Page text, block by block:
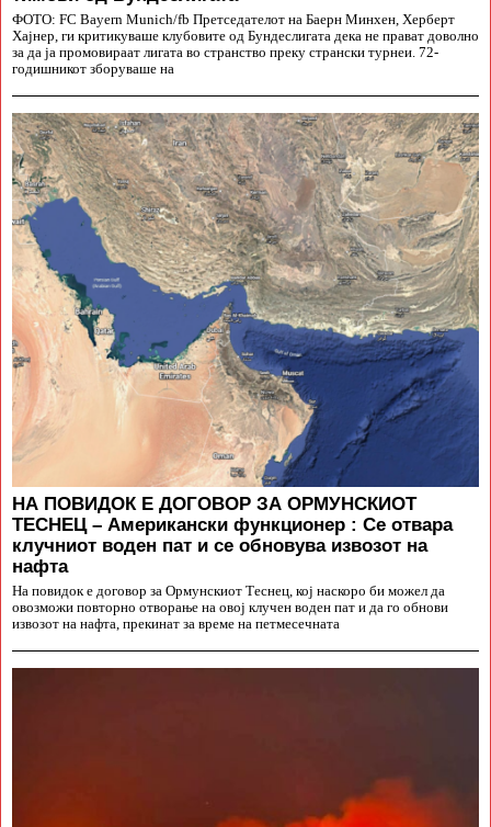
ФОТО: FC Bayern Munich/fb Претседателот на Баерн Минхен, Херберт
Хајнер, ги критикуваше клубовите од Бундеслигата дека не прават доволно
за да ја промовираат лигата во странство преку странски турнеи. 72-
годишникот зборуваше на
НА ПОВИДОК Е ДОГОВОР ЗА ОРМУНСКИОТ
ТЕСНЕЦ – Американски функционер : Се отвара
клучниот воден пат и се обновува извозот на
нафта
На повидок е договор за Ормунскиот Теснец, кој наскоро би можел да
овозможи повторно отворање на овој клучен воден пат и да го обнови
извозот на нафта, прекинат за време на петмесечната